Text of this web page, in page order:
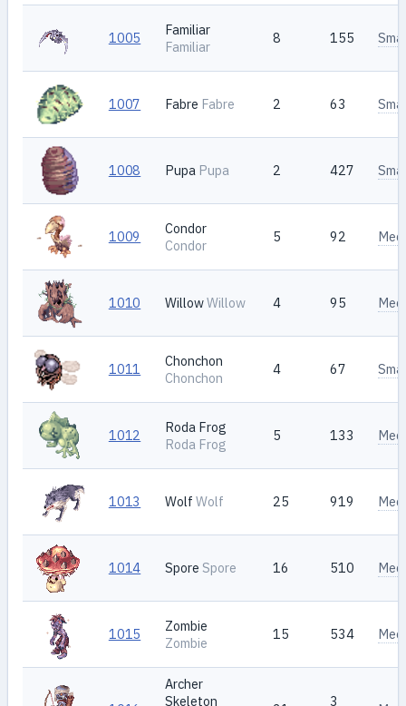
1005
Familiar
Familiar
8 155
1007 Fabre Fabre 2 63
1008 Pupa Pupa 2 427
1009
Condor
Condor
5 92
1010 WillowWillow 4 95
1011
Chonchon
Chonchon
4 67
1012
Roda Frog
Roda Frog
5 133
1013 Wolf Wolf 25 919
1014 Spore Spore 16 510
1015
Zombie
Zombie
15 534
Archer
Skeleton
3